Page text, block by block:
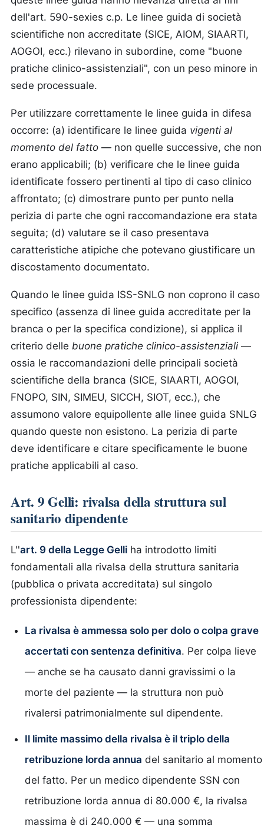
dell'art. 590-sexies c.p. Le linee guida di società
scientifiche non accreditate (SICE, AIOM, SIAARTI,
AOGOI, ecc.) rilevano in subordine, come "buone
pratiche clinico-assistenziali", con un peso minore in
sede processuale.
Per utilizzare correttamente le linee guida in difesa
occorre: (a) identificare le linee guida vigenti al
momento del fatto — non quelle successive, che non
erano applicabili; (b) verificare che le linee guida
identificate fossero pertinenti al tipo di caso clinico
affrontato; (c) dimostrare punto per punto nella
perizia di parte che ogni raccomandazione era stata
seguita; (d) valutare se il caso presentava
caratteristiche atipiche che potevano giustificare un
discostamento documentato.
Quando le linee guida ISS-SNLG non coprono il caso
specifico (assenza di linee guida accreditate per la
branca o per la specifica condizione), si applica il
criterio delle buone pratiche clinico-assistenziali —
ossia le raccomandazioni delle principali società
scientifiche della branca (SICE, SIAARTI, AOGOI,
FNOPO, SIN, SIMEU, SICCH, SIOT, ecc.), che
assumono valore equipollente alle linee guida SNLG
quando queste non esistono. La perizia di parte
deve identificare e citare specificamente le buone
pratiche applicabili al caso.
Art. 9 Gelli: rivalsa della struttura sul
sanitario dipendente
L''art. 9 della Legge Gelli ha introdotto limiti
fondamentali alla rivalsa della struttura sanitaria
(pubblica o privata accreditata) sul singolo
professionista dipendente:
La rivalsa è ammessa solo per dolo o colpa grave
accertati con sentenza definitiva. Per colpa lieve
— anche se ha causato danni gravissimi o la
morte del paziente — la struttura non può
rivalersi patrimonialmente sul dipendente.
Il limite massimo della rivalsa è il triplo della
retribuzione lorda annua del sanitario al momento
del fatto. Per un medico dipendente SSN con
retribuzione lorda annua di 80.000 €, la rivalsa
massima è di 240.000 € — una somma